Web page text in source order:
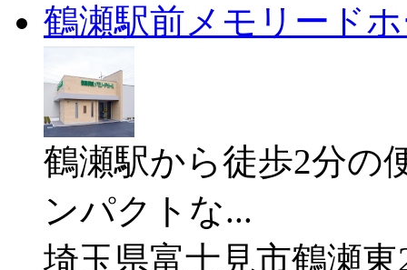
鶴瀬駅前メモリード
鶴瀬駅から徒歩2分の
ンパクトな...
埼玉県富士見市鶴瀬東